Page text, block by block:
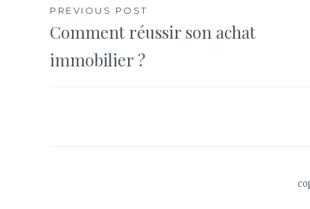
Navigation
de
PREVIOUS POST
Comment réussir son achat
immobilier ?